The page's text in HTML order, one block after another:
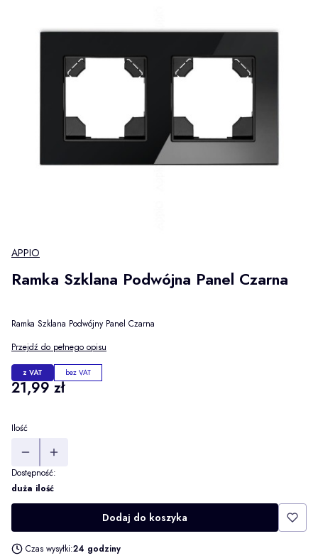
APPIO
Ramka Szklana Podwójna Panel Czarna
Ramka Szklana Podwójny Panel Czarna
Przejdź do pełnego opisu
z VAT bez VAT
Cena
21,99 zł
Ilość
Dostępność:
duża ilość
Dodaj do koszyka
Czas wysyłki:24 godziny